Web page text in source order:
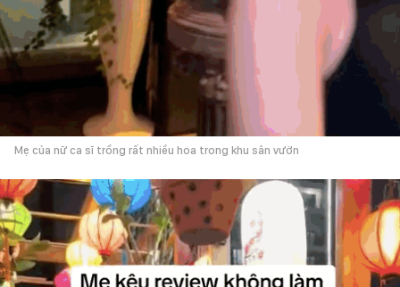
Mẹ của nữ ca sĩ trồng rất nhiều hoa trong khu sân vườn